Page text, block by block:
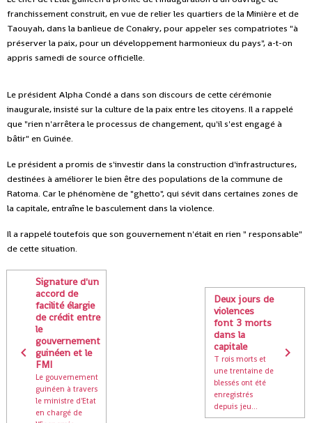
franchissement construit, en vue de relier les quartiers de la Minière et de
Taouyah, dans la banlieue de Conakry, pour appeler ses compatriotes "à
préserver la paix, pour un développement harmonieux du pays", a-t-on
appris samedi de source officielle.
Le président Alpha Condé a dans son discours de cette cérémonie
inaugurale, insisté sur la culture de la paix entre les citoyens. Il a rappelé
que "rien n'arrêtera le processus de changement, qu'il s'est engagé à
bâtir" en Guinée.
Le président a promis de s'investir dans la construction d'infrastructures,
destinées à améliorer le bien être des populations de la commune de
Ratoma. Car le phénomène de "ghetto", qui sévit dans certaines zones de
la capitale, entraîne le basculement dans la violence.
Il a rappelé toutefois que son gouvernement n'était en rien " responsable"
de cette situation.
Signature d'un
accord de
facilité élargie
de crédit entre
le
gouvernement
guinéen et le
FMI
Le gouvernement
guinéen à travers
le ministre d'Etat
en chargé de
Deux jours de
violences
font 3 morts
dans la
capitale
T rois morts et
une trentaine de
blessés ont été
enregistrés
depuis jeu...